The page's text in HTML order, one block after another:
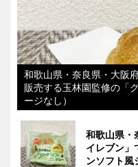
和歌山県・奈良県・大阪
販売する玉林園監修の「
ージなし）
和歌山県・
イレブン」
ンソフト風